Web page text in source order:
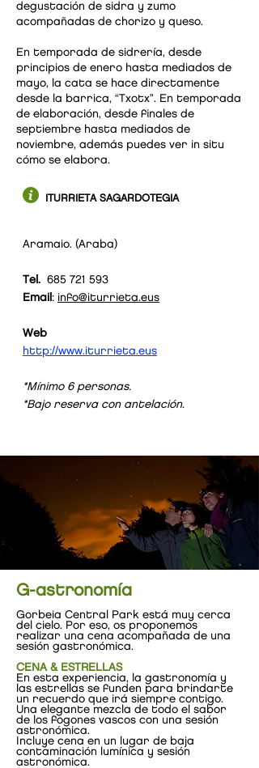
degustación de sidra y zumo
acompañadas de chorizo y queso.
En temporada de sidrería, desde
principios de enero hasta mediados de
mayo, la cata se hace directamente
desde la barrica, “Txotx”. En temporada
de elaboración, desde finales de
septiembre hasta mediados de
noviembre, además puedes ver in situ
cómo se elabora.
ITURRIETA SAGARDOTEGIA
Aramaio. (Araba)
Tel.
685 721 593
Email : info@iturrieta.eus
Web
http://www.iturrieta.eus
*Mínimo 6 personas.
*Bajo reserva con antelación.
G-astronomía
Gorbeia Central Park está muy cerca
del cielo. Por eso, os proponemos
realizar una cena acompañada de una
sesión gastronómica.
CENA & ESTRELLAS
En esta experiencia, la gastronomía y
las estrellas se funden para brindarte
un recuerdo que irá siempre contigo.
Una elegante mezcla de todo el sabor
de los fogones vascos con una sesión
astronómica.
Incluye cena en un lugar de baja
contaminación lumínica y sesión
astronómica.